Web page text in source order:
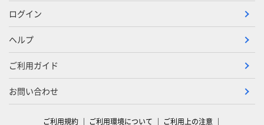
ログイン
ヘルプ
ご利用ガイド
お問い合わせ
ご利用規約 ご利用環境について ご利用上の注意